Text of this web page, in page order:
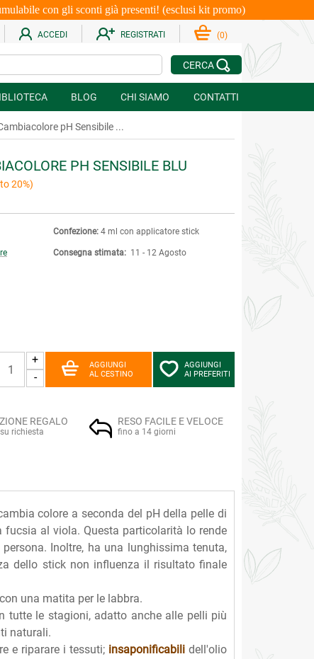
con gli sconti già presenti! (esclusi kit promo)
ACCEDI REGISTRATI (0)
CERCA
BLOG CHI SIAMO CONTATTI
pH Sensibile ...
PH SENSIBILE BLU
20%)
Confezione: 4 ml con applicatore stick
Consegna stimata: 11 - 12 Agosto
+
-
AGGIUNGI
AL CESTINO
AGGIUNGI
AI PREFERITI
REGALO
richiesta
RESO FACILE E VELOCE
fino a 14 giorni
colore a seconda del pH della pelle di
al viola. Questa particolarità lo rende
Inoltre, ha una lunghissima tenuta,
dello stick non influenza il risultato finale
una matita per le labbra.
tutte le stagioni, adatto anche alle pelli più
naturali.
e riparare i tessuti; insaponificabili dell'olio